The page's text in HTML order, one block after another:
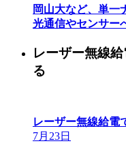
岡山大など、単
光通信やセンサー
レーザー無線
る
レーザー無線給電
7月23日